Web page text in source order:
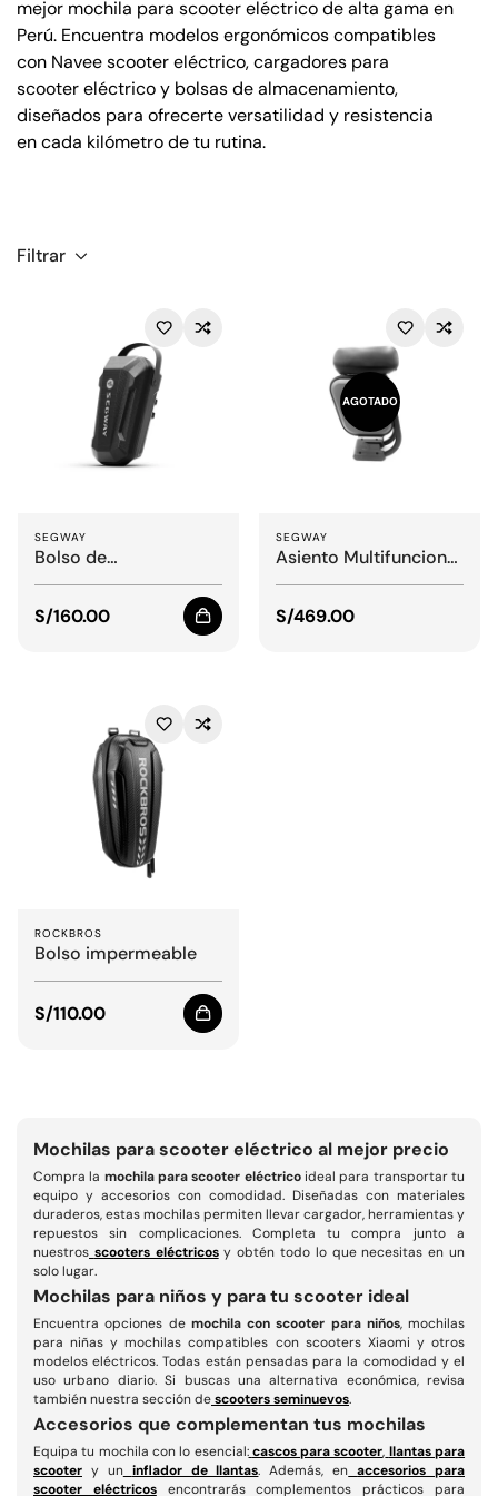
mejor mochila para scooter eléctrico de alta gama en
Perú. Encuentra modelos ergonómicos compatibles
con Navee scooter eléctrico, cargadores para
scooter eléctrico y bolsas de almacenamiento,
diseñados para ofrecerte versatilidad y resistencia
en cada kilómetro de tu rutina.
Filtrar
SEGWAY
Bolso de
almacenamiento
Segway
Precio
S/160.00
AGOTADO
SEGWAY
Asiento Multifuncional
Segway
Precio
S/469.00
ROCKBROS
Bolso impermeable
Precio
S/110.00
Mochilas para scooter eléctrico al mejor precio
Compra la mochila para scooter eléctricoideal para transportar tu
equipo y accesorios con comodidad. Diseñadas con materiales
duraderos, estas mochilas permiten llevar cargador, herramientas y
repuestos sin complicaciones. Completa tu compra junto a
nuestros scooters eléctricosy obtén todo lo que necesitas en un
solo lugar.
Mochilas para niños y para tu scooter ideal
Encuentra opciones de mochila con scooter para niños, mochilas
para niñas y mochilas compatibles con scooters Xiaomi y otros
modelos eléctricos. Todas están pensadas para la comodidad y el
uso urbano diario. Si buscas una alternativa económica, revisa
también nuestra sección descooters seminuevos.
Accesorios que complementan tus mochilas
Equipa tu mochila con lo esencial: cascos para scooter, llantas para
scooter y un inflador de llantas. Además, en accesorios para
scooter eléctricosencontrarás complementos prácticos para